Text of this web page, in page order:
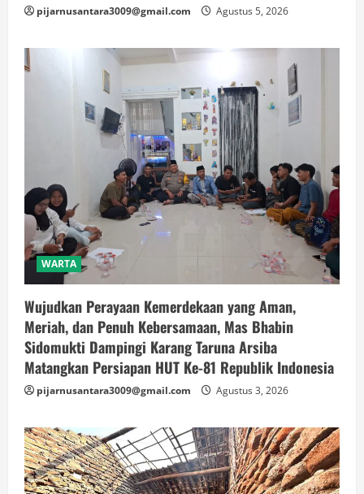
pijarnusantara3009@gmail.com Agustus 5, 2026
WARTA
Wujudkan Perayaan Kemerdekaan yang Aman,
Meriah, dan Penuh Kebersamaan, Mas Bhabin
Sidomukti Dampingi Karang Taruna Arsiba
Matangkan Persiapan HUT Ke-81 Republik Indonesia
pijarnusantara3009@gmail.com Agustus 3, 2026